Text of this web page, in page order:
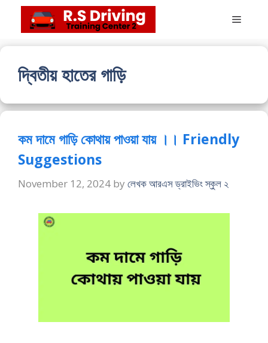
content
Menu
দ্বিতীয় হাতের গাড়ি
কম দামে গাড়ি কোথায় পাওয়া যায় ।। Friendly
‍Suggestions
November 12, 2024 by লেখক আরএস ড্রাইভিং স্কুল ২